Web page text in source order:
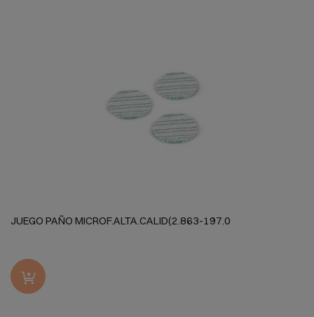
JUEGO PAÑO MICROF.ALTA.CALID(2.863-197.0